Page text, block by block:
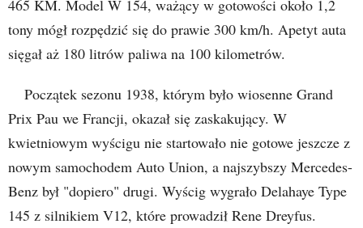
465 KM. Model W 154, ważący w gotowości około 1,2
tony mógł rozpędzić się do prawie 300 km/h. Apetyt auta
sięgał aż 180 litrów paliwa na 100 kilometrów.
Początek sezonu 1938, którym było wiosenne Grand
Prix Pau we Francji, okazał się zaskakujący. W
kwietniowym wyścigu nie startowało nie gotowe jeszcze z
nowym samochodem Auto Union, a najszybszy Mercedes-
Benz był "dopiero" drugi. Wyścig wygrało Delahaye Type
145 z silnikiem V12, które prowadził Rene Dreyfus.